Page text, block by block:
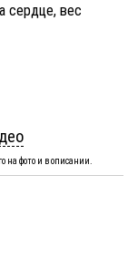
сердце, вес
на фото и в описании.